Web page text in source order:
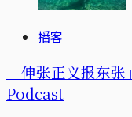
播客
「伸张正义报东
Podcast